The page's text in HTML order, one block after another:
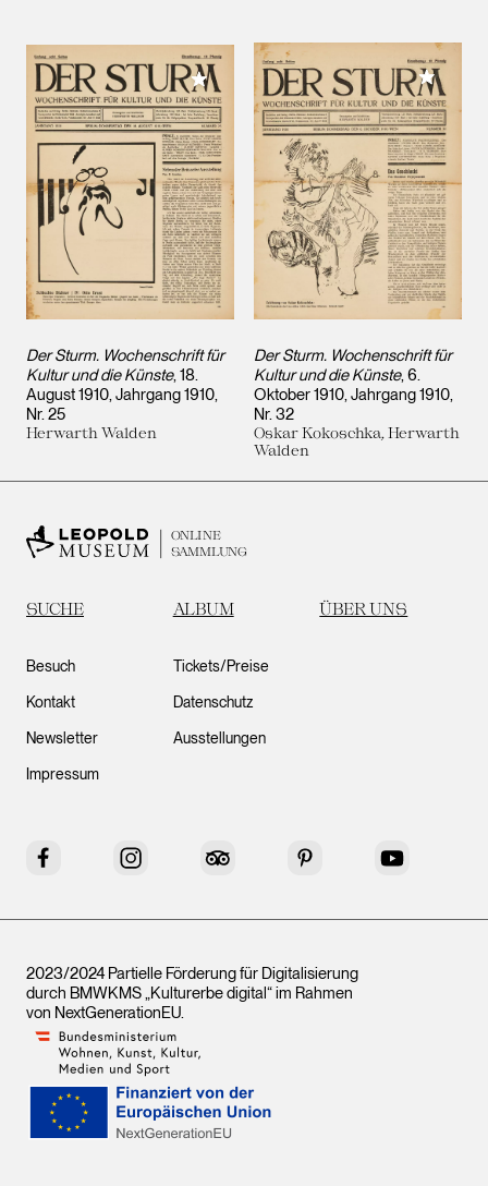
Der Sturm. Wochenschrift für
Kultur und die Künste, 18.
August 1910, Jahrgang 1910,
Nr. 25
Herwarth Walden
Meiner Sammlung hinzufügen
Der Sturm. Wochenschrift für
Kultur und die Künste, 6.
Oktober 1910, Jahrgang 1910,
Nr. 32
Oskar Kokoschka, Herwarth
Walden
Meiner
ONLINE
SAMMLUNG
SUCHE ALBUM ÜBER UNS
Besuch
Kontakt
Newsletter
Impressum
Tickets/Preise
Datenschutz
Ausstellungen
Facebook Instagram Tripadvisor Pinterest YouTube
2023/2024 Partielle Förderung für Digitalisierung
durch BMWKMS „Kulturerbe digital“ im Rahmen
von NextGenerationEU.